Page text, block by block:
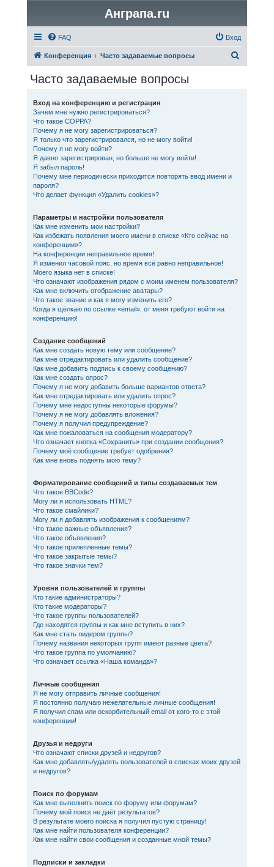
Анграпа.ru
FAQ Вход
Конференция Часто задаваемые вопросы
Часто задаваемые вопросы
Вход на конференцию и регистрация
Зачем мне нужно регистрироваться?
Что такое COPPA?
Почему я не могу зарегистрироваться?
Я только что зарегистрировался, но не могу войти!
Почему я не могу войти?
Я давно зарегистрирован, но больше не могу войти!
Я забыл пароль!
Почему мне периодически приходится повторять ввод имени и
пароля?
Что делает функция «Удалить cookies»?
Параметры и настройки пользователя
Как мне изменить мои настройки?
Как избежать появления моего имени в списке «Кто сейчас на
конференции»?
На конференции неправильное время!
Я изменил часовой пояс, но время всё равно неправильное!
Моего языка нет в списке!
Что означают изображения рядом с моим именем пользователя?
Как мне включить отображение аватары?
Что такое звание и как я могу изменить его?
Когда я щёлкаю по ссылке «email», от меня требуют войти на
конференцию!
Создание сообщений
Как мне создать новую тему или сообщение?
Как мне отредактировать или удалить сообщение?
Как мне добавить подпись к своему сообщению?
Как мне создать опрос?
Почему я не могу добавить больше вариантов ответа?
Как мне отредактировать или удалить опрос?
Почему мне недоступны некоторые форумы?
Почему я не могу добавлять вложения?
Почему я получил предупреждение?
Как мне пожаловаться на сообщения модератору?
Что означает кнопка «Сохранить» при создании сообщения?
Почему моё сообщение требует одобрения?
Как мне вновь поднять мою тему?
Форматирование сообщений и типы создаваемых тем
Что такое BBCode?
Могу ли я использовать HTML?
Что такое смайлики?
Могу ли я добавлять изображения к сообщениям?
Что такое важные объявления?
Что такое объявления?
Что такое прилепленные темы?
Что такое закрытые темы?
Что такое значки тем?
Уровни пользователей и группы
Кто такие администраторы?
Кто такие модераторы?
Что такое группы пользователей?
Где находятся группы и как мне вступить в них?
Как мне стать лидером группы?
Почему названия некоторых групп имеют разные цвета?
Что такое группа по умолчанию?
Что означает ссылка «Наша команда»?
Личные сообщения
Я не могу отправить личные сообщения!
Я постоянно получаю нежелательные личные сообщения!
Я получил спам или оскорбительный email от кого-то с этой
конференции!
Друзья и недруги
Что означают списки друзей и недругов?
Как мне добавлять/удалять пользователей в списках моих друзей
и недругов?
Поиск по форумам
Как мне выполнить поиск по форуму или форумам?
Почему мой поиск не даёт результатов?
В результате моего поиска я получил пустую страницу!
Как мне найти пользователя конференции?
Как мне найти свои сообщения и созданные мной темы?
Подписки и закладки